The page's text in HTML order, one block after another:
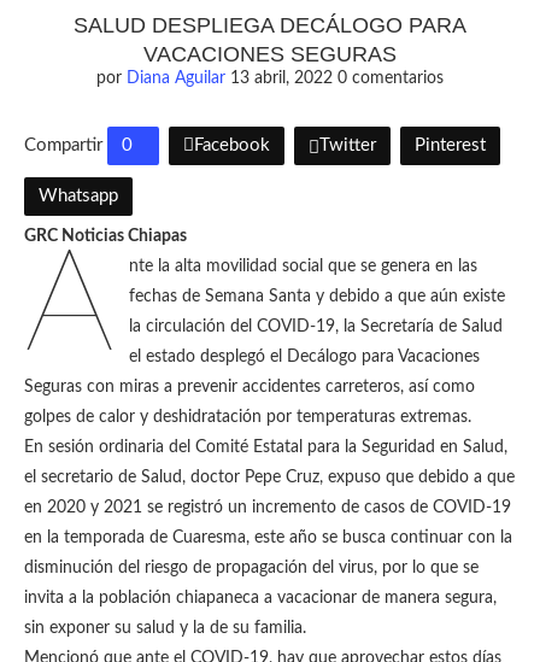
SALUD DESPLIEGA DECÁLOGO PARA
VACACIONES SEGURAS
por Diana Aguilar 13 abril, 2022 0 comentarios
Compartir 0 Facebook Twitter Pinterest
Whatsapp
GRC Noticias Chiapas
A
nte la alta movilidad social que se genera en las
fechas de Semana Santa y debido a que aún existe
la circulación del COVID-19, la Secretaría de Salud
el estado desplegó el Decálogo para Vacaciones
Seguras con miras a prevenir accidentes carreteros, así como
golpes de calor y deshidratación por temperaturas extremas.
En sesión ordinaria del Comité Estatal para la Seguridad en Salud,
el secretario de Salud, doctor Pepe Cruz, expuso que debido a que
en 2020 y 2021 se registró un incremento de casos de COVID-19
en la temporada de Cuaresma, este año se busca continuar con la
disminución del riesgo de propagación del virus, por lo que se
invita a la población chiapaneca a vacacionar de manera segura,
sin exponer su salud y la de su familia.
Mencionó que ante el COVID-19, hay que aprovechar estos días